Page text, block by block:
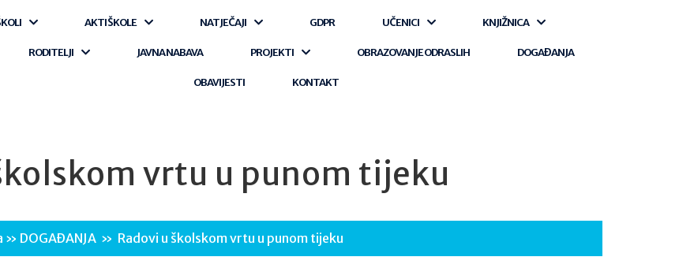
AKTI ŠKOLE NATJEČAJI GDPR UČENICI KNJIŽNICA
RODITELJI JAVNA NABAVA PROJEKTI OBRAZOVANJE ODRASLIH DOGAĐANJA
OBAVIJESTI KONTAKT
vrtu u punom tijeku
» DOGAĐANJA » Radovi u školskom vrtu u punom tijeku